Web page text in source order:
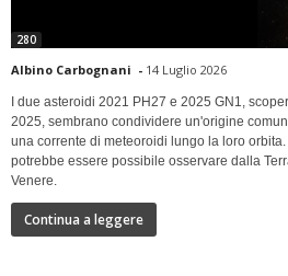
280
Albino Carbognani - 14 Luglio 2026
I due asteroidi 2021 PH27 e 2025 GN1,
2025, sembrano condividere un'origine
una corrente di meteoroidi lungo la loro
potrebbe essere possibile osservare dalla
Venere.
Continua a leggere